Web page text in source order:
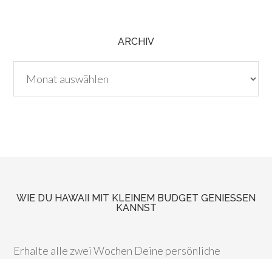
ARCHIV
WIE DU HAWAII MIT KLEINEM BUDGET GENIESSEN K
ANNST
Erhalte alle zwei Wochen Deine persönliche